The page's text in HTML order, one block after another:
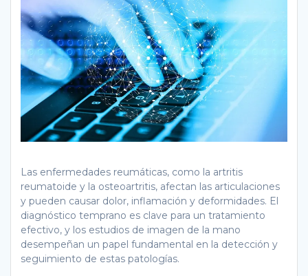
Las enfermedades reumáticas, como la artritis
reumatoide y la osteoartritis, afectan las articulaciones
y pueden causar dolor, inflamación y deformidades. El
diagnóstico temprano es clave para un tratamiento
efectivo, y los estudios de imagen de la mano
desempeñan un papel fundamental en la detección y
seguimiento de estas patologías.